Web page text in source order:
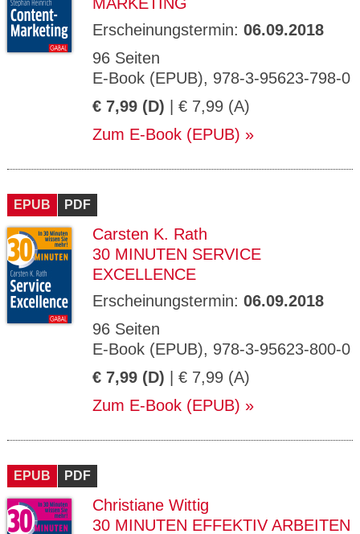
Erscheinungstermin: 06.09.2018
96 Seiten
E-Book (EPUB), 978-3-95623-798-0
€ 7,99 (D) | € 7,99 (A)
Zum E-Book (EPUB)
EPUB PDF
Carsten K. Rath
30 MINUTEN SERVICE
EXCELLENCE
Erscheinungstermin: 06.09.2018
96 Seiten
E-Book (EPUB), 978-3-95623-800-0
€ 7,99 (D) | € 7,99 (A)
Zum E-Book (EPUB)
EPUB PDF
Christiane Wittig
30 MINUTEN EFFEKTIV ARBEITEN